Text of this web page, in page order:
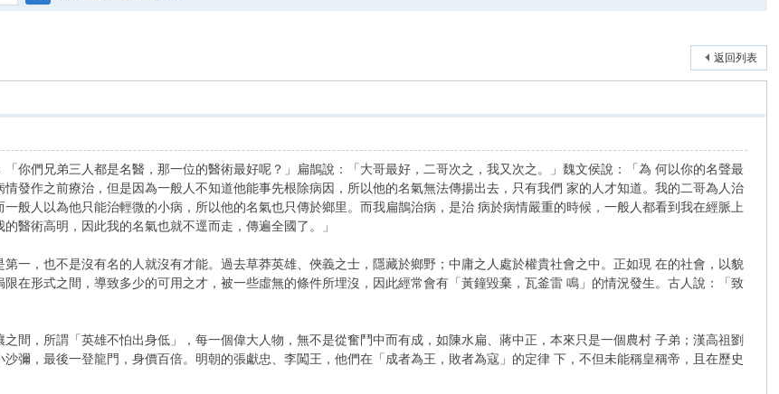
返回列表
們兄弟三人都是名醫，那一位的醫術最好呢？」扁鵲說：「大哥最好，二哥次之，我又次之。」魏文侯說：「為 何以你的名聲最
發作之前療治，但是因為一般人不知道他能事先根除病因，所以他的名氣無法傳揚出去，只有我們 家的人才知道。我的二哥為人治
般人以為他只能治輕微的小病，所以他的名氣也只傳於鄉里。而我扁鵲治病，是治 病於病情嚴重的時候，一般人都看到我在經脈上
醫術高明，因此我的名氣也就不逕而走，傳遍全國了。」
，也不是沒有名的人就沒有才能。過去草莽英雄、俠義之士，隱藏於鄉野；中庸之人處於權貴社會之中。正如現 在的社會，以貌
在形式之間，導致多少的可用之才，被一些虛無的條件所埋沒，因此經常會有「黃鐘毀棄，瓦釜雷 鳴」的情況發生。古人說：「致
，所謂「英雄不怕出身低」，每一個偉大人物，無不是從奮鬥中而有成，如陳水扁、蔣中正，本來只是一個農村 子弟；漢高祖劉
彌，最後一登龍門，身價百倍。明朝的張獻忠、李闖王，他們在「成者為王，敗者為寇」的定律 下，不但未能稱皇稱帝，且在歷史